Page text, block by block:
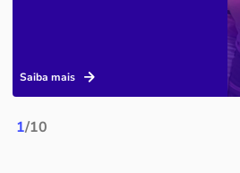
1/10
Saiba mais